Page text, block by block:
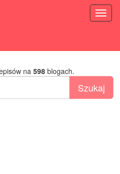
na598blogach.